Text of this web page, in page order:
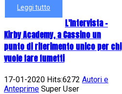
Leggi tutto
L'Intervista -
Kirby Academy, a Cassino un
punto di riferimento unico per chi
vuole fare fumetti
17-01-2020 Hits:6272 Autori e
Anteprime Super User